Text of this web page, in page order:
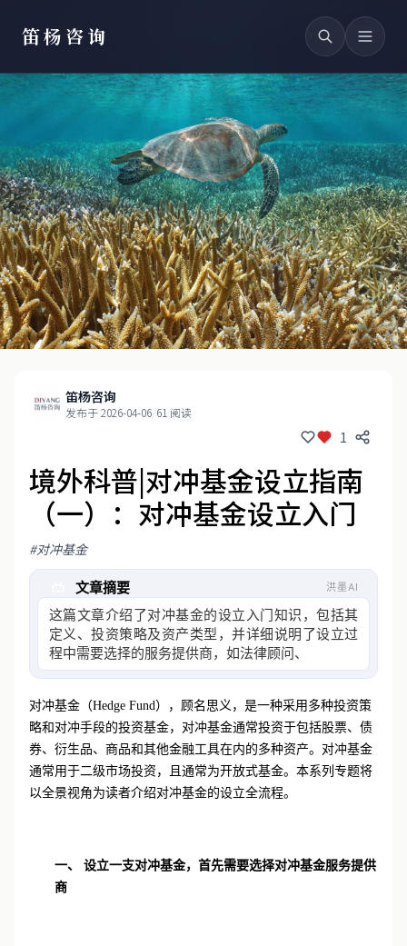
笛杨咨询
笛杨咨询
发布于 2026-04-06/61 阅读
1
境外科普|对冲基金设立指南
（一）：对冲基金设立入门
#对冲基金
文章摘要 洪墨AI
这篇文章介绍了对冲基金的设立入门知识，包括其
定义、投资策略及资产类型，并详细说明了设立过
程中需要选择的服务提供商，如法律顾问、行政管
理人、审计师和
对冲基金（Hedge Fund），顾名思义，是一种采用多种投资策
略和对冲手段的投资基金，对冲基金通常投资于包括股票、债
券、衍生品、商品和其他金融工具在内的多种资产。对冲基金
通常用于二级市场投资，且通常为开放式基金。本系列专题将
一、 设立一支对冲基金，首先需要选择对冲基金服务提供